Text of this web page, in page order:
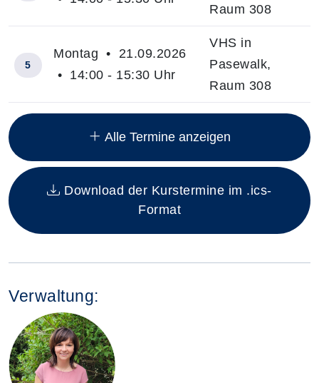
Insgesamt gibt es 14 Termine zum diesen Kurs
Raum 308
5
Montag • 21.09.2026
• 14:00 - 15:30 Uhr
VHS in
Pasewalk,
Raum 308
Alle Termine anzeigen
Download der Kurstermine im .ics-
Format
Verwaltung: